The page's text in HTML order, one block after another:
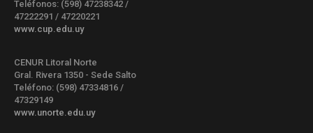
Teléfonos: (598) 47238342 /
47222291 / 47220221
www.cup.edu.uy
CENUR Litoral Norte
Gral. Rivera 1350 - Sede Salto
Teléfono: (598) 47334816 /
47329149
www.unorte.edu.uy